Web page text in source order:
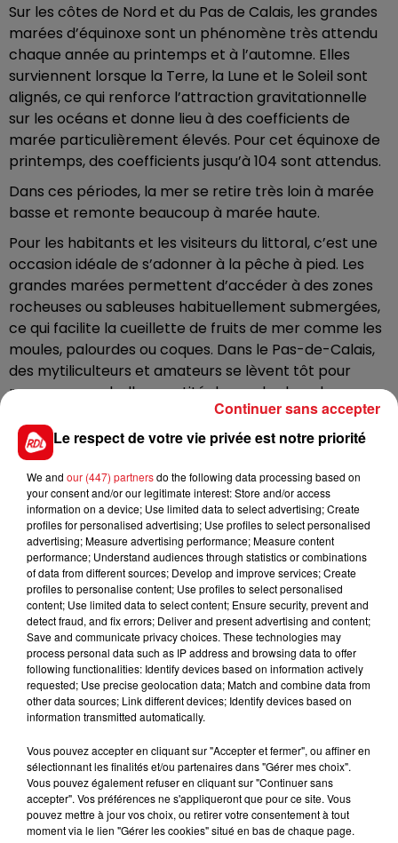
Sur les côtes de Nord et du Pas de Calais, les grandes
marées d’équinoxe sont un phénomène très attendu
chaque année au printemps et à l’automne. Elles
surviennent lorsque la Terre, la Lune et le Soleil sont
alignés, ce qui renforce l’attraction gravitationnelle
sur les océans et donne lieu à des coefficients de
marée particulièrement élevés. Pour cet équinoxe de
printemps, des coefficients jusqu’à 104 sont attendus.
Dans ces périodes, la mer se retire très loin à marée
basse et remonte beaucoup à marée haute.
Pour les habitants et les visiteurs du littoral, c’est une
occasion idéale de s’adonner à la pêche à pied. Les
grandes marées permettent d’accéder à des zones
rocheuses ou sableuses habituellement submergées,
ce qui facilite la cueillette de fruits de mer comme les
moules, palourdes ou coques. Dans le Pas-de-Calais,
des mytiliculteurs et amateurs se lèvent tôt pour
ramasser une belle quantité de moules lors de ces
marées importantes. Certains prennent même des
congés pour l’occasion !
Mais ce phénomène naturel spectaculaire n’est pas
sans risques. La mer descne dtrès bas, mais elle
remonte aussi très haut, et très rapidement !
Le risque ? Les pêcheurs ou des promeneurs
imprudents peuvent se retrouver isolés, comme c’est
régulièrement le cas dans nos secteurs, notamment
en baie d’Authie.
Les autorités rappellent la nécessité de vigilance
accrue, de consulter les horaires de marée et de ne
pas s’aventurer trop loin sans repères
FIL D'ACTUS
Le respect de votre vie privée est notre priorité
We and our (447) partnersdo the following data processing based on
your consent and/or our legitimate interest: Store and/or access
information on a device; Use limited data to select advertising; Create
profiles for personalised advertising; Use profiles to select personalised
advertising; Measure advertising performance; Measure content
performance; Understand audiences through statistics or combinations
of data from different sources; Develop and improve services; Create
profiles to personalise content; Use profiles to select personalised
content; Use limited data to select content; Ensure security, prevent and
detect fraud, and fix errors; Deliver and present advertising and content;
Save and communicate privacy choices. These technologies may
process personal data such as IP address and browsing data to offer
following functionalities: Identify devices based on information actively
requested; Use precise geolocation data; Match and combine data from
other data sources; Link different devices; Identify devices based on
information transmitted automatically.
Vous pouvez accepter en cliquant sur "Accepter et fermer", ou affiner en
sélectionnant les finalités et/ou partenaires dans "Gérer mes choix".
Vous pouvez également refuser en cliquant sur "Continuer sans
accepter". Vos préférences ne s'appliqueront que pour ce site. Vous
pouvez mettre à jour vos choix, ou retirer votre consentement à tout
moment via le lien "Gérer les cookies" situé en bas de chaque page.
Continuer sans accepter